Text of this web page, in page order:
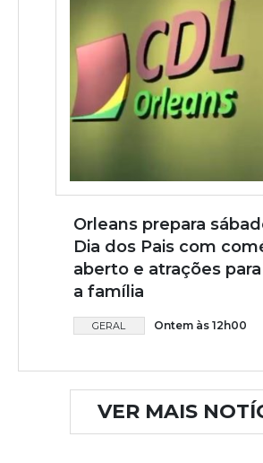
Orleans prepara
Dia dos Pais com
aberto e atrações
a família
GERAL Ontem às 12h00
VER MAIS